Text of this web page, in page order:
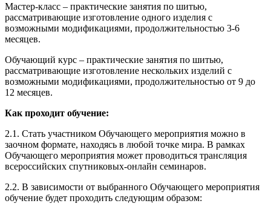
Мастер-класс – практические занятия по шитью,
рассматривающие изготовление одного изделия с
возможными модификациями, продолжительностью 3-6
месяцев.
Обучающий курс – практические занятия по шитью,
рассматривающие изготовление нескольких изделий с
возможными модификациями, продолжительностью от 9 до
12 месяцев.
Как проходит обучение:
2.1. Стать участником Обучающего мероприятия можно в
заочном формате, находясь в любой точке мира. В рамках
Обучающего мероприятия может проводиться трансляция
всероссийских спутниковых-онлайн семинаров.
2.2. В зависимости от выбранного Обучающего мероприятия
обучение будет проходить следующим образом: